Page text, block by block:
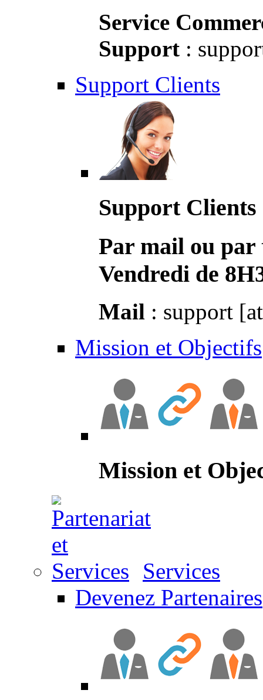
Service
Support :
Support Clients
Support Clients
Par mail ou par
Vendredi de
Mail : support
Mission et Objectifs
Mission et
Services
Devenez Partenaires